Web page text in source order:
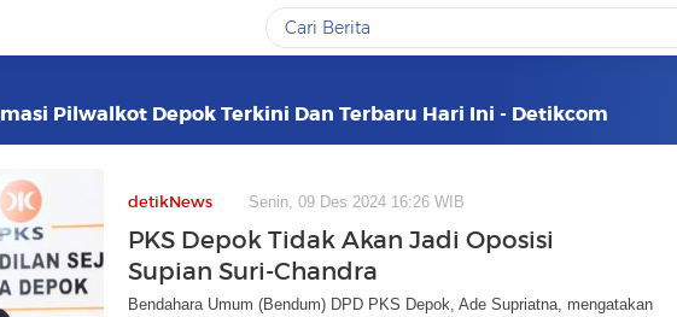
Pilwalkot Depok Terkini Dan Terbaru Hari Ini - Detikcom
detikNews Senin, 09 Des 2024 16:26 WIB
PKS Depok Tidak Akan Jadi Oposisi
Supian Suri-Chandra
Bendahara Umum (Bendum) DPD PKS Depok, Ade Supriatna, mengatakan